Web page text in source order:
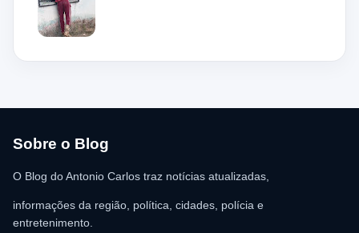
mas acabou ficando preso na grade do imóvel. Ao chegar ao
local, a guarnição encontrou o homem deitado no chão,
aparentando estar desacordado. De acordo com a vítima,
chegada dos policiais. O Serviço de Atendimento Móvel de
para as providências legais.
Sobre o Blog
O Blog do Antonio Carlos traz notícias atualizadas,
informações da região, política, cidades, polícia e
entretenimento.